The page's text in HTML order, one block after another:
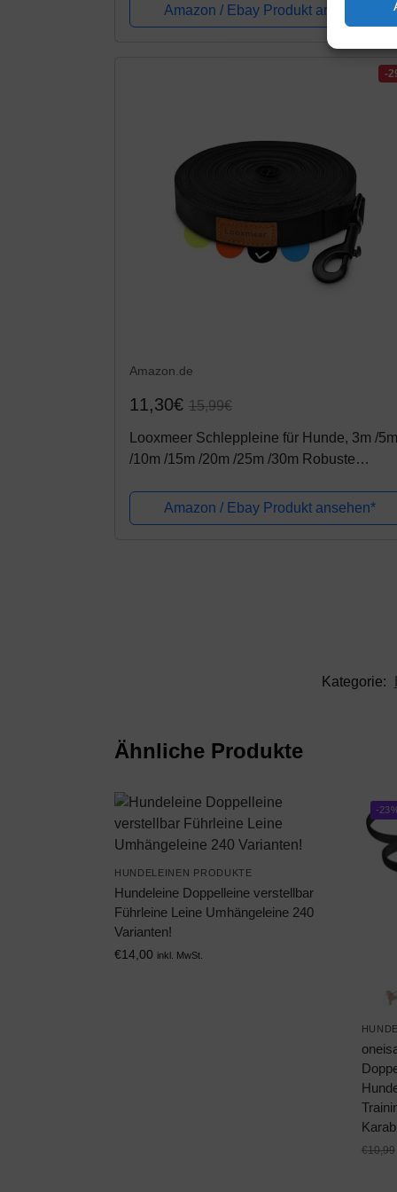
Amazon / Ebay Produkt ansehen*
-
Amazon.de
11,30€ 15,99€
Looxmeer Schleppleine für Hunde, 3m /5m
/10m /15m /20m /25m /30m Robuste
Aufbewahrungsbeutel, Handschlaufe und
Karabiner
Amazon / Ebay Produkt ansehen*
Kategorie:
Ähnliche Produkte
HUNDELEINEN PRODUKTE
Hundeleine Doppelleine verstellbar
Führleine Leine Umhängeleine 240
Varianten!
€14,00 inkl. MwSt.
-
€10,99